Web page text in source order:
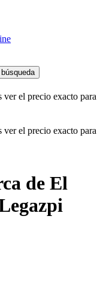
ver el precio exacto para
ver el precio exacto para
de El